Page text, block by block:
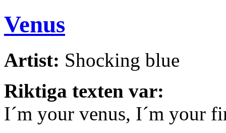
Venus
Artist: Shocking blue
Riktiga texten var:
I´m your venus, I´m your